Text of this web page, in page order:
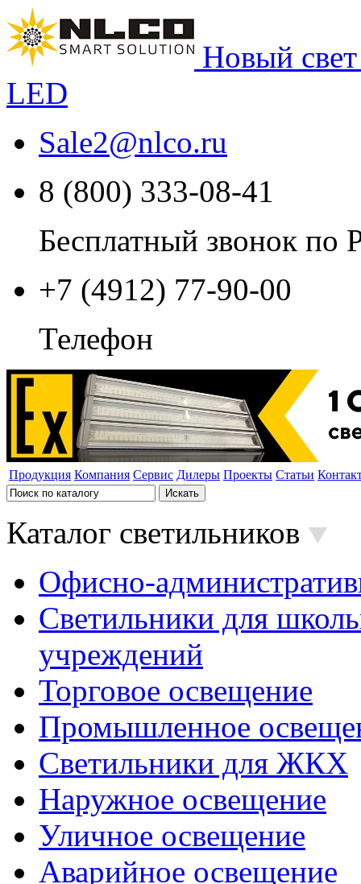
Новый
LED
Sale2@nlco.ru
8 (800) 333-08-41
Бесплатный звонок по
+7 (4912) 77-90-00
Телефон
Продукция Компания Сервис Дилеры Проекты Статьи
Каталог светильников
Офисно-
Светильники для
учреждений
Торговое освещение
Промышленное
Светильники для ЖКХ
Наружное освещение
Уличное освещение
Аварийное освещение